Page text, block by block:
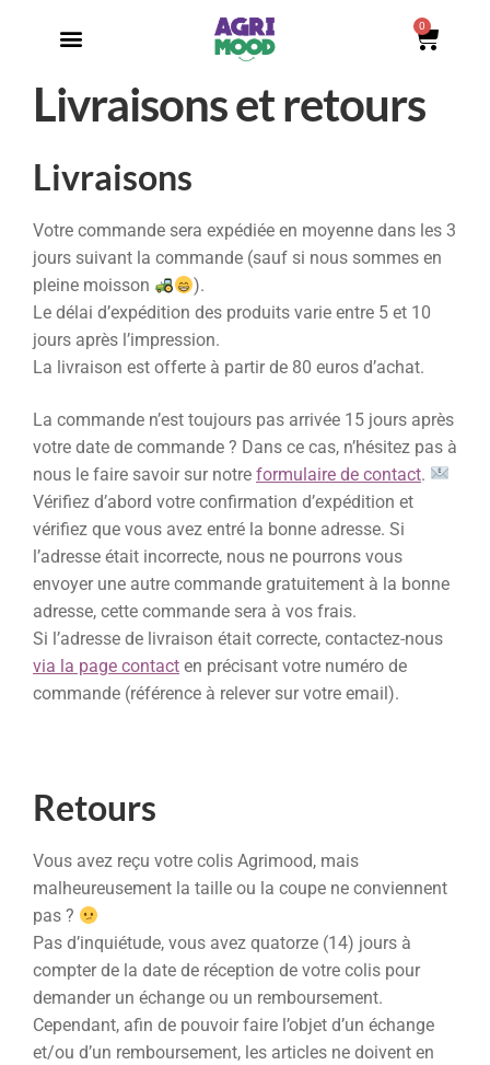
0
Livraisons et retours
Livraisons
Votre commande sera expédiée en moyenne dans les 3
jours suivant la commande (sauf si nous sommes en
pleine moisson
).
Le délai d’expédition des produits varie entre 5 et 10
jours après l’impression.
La livraison est offerte à partir de 80 euros d’achat.
La commande n’est toujours pas arrivée 15 jours après
votre date de commande ? Dans ce cas, n’hésitez pas à
nous le faire savoir sur notre formulaire de contact.
Vérifiez d’abord votre confirmation d’expédition et
vérifiez que vous avez entré la bonne adresse. Si
l’adresse était incorrecte, nous ne pourrons vous
envoyer une autre commande gratuitement à la bonne
adresse, cette commande sera à vos frais.
Si l’adresse de livraison était correcte, contactez-nous
via la page contact en précisant votre numéro de
commande (référence à relever sur votre email).
Retours
Vous avez reçu votre colis Agrimood, mais
malheureusement la taille ou la coupe ne conviennent
pas ?
Pas d’inquiétude, vous avez quatorze (14) jours à
compter de la date de réception de votre colis pour
demander un échange ou un remboursement.
Cependant, afin de pouvoir faire l’objet d’un échange
et/ou d’un remboursement, les articles ne doivent en